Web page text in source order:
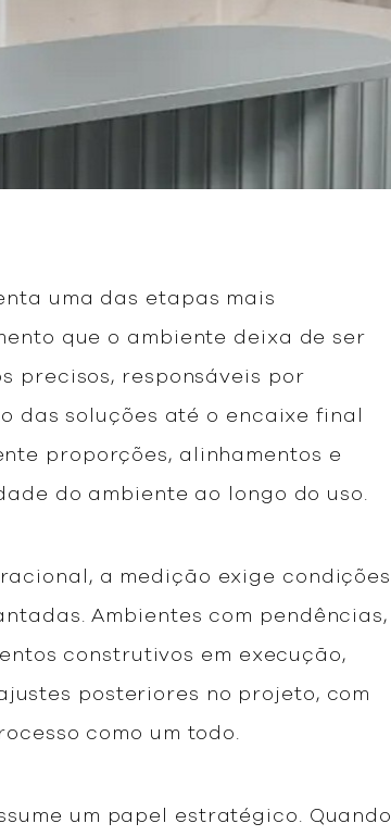
uma das etapas mais
que o ambiente deixa de ser
precisos, responsáveis por
das soluções até o encaixe final
proporções, alinhamentos e
do ambiente ao longo do uso.
a medição exige condições
Ambientes com pendências,
construtivos em execução,
posteriores no projeto, com
como um todo.
um papel estratégico. Quando